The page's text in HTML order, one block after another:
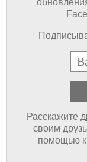
E-
Расскажите
своим
помощью